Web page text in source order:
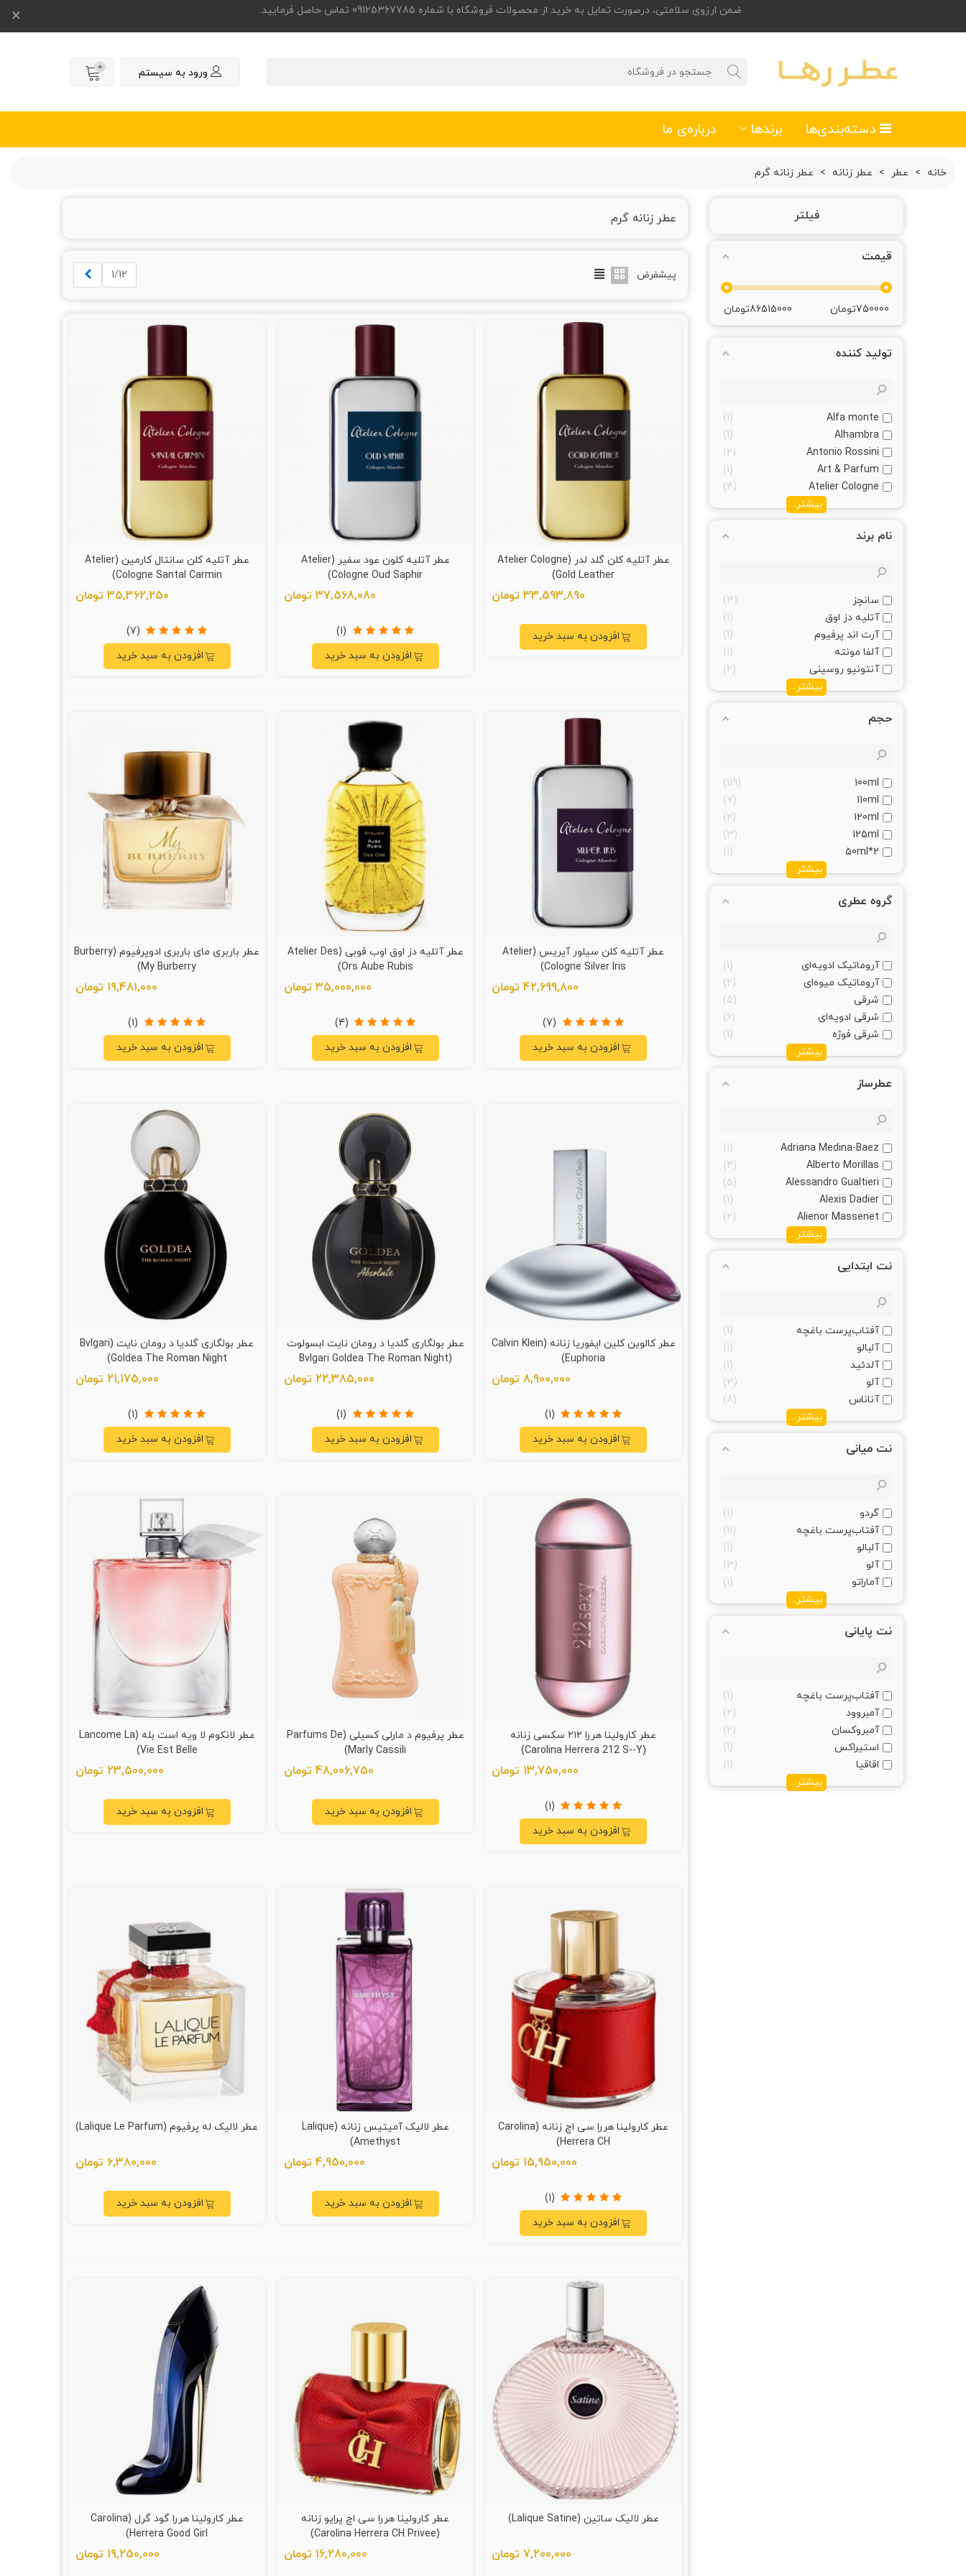
ضمن ارزوی سلامتی، درصورت تمایل به خرید از محصولات فروشگاه با شماره 09125367785 تماس حاصل فرمایید. ×
ورود به سیستم 0
دسته‌بندی‌ها برندها درباره‌ی ما
خانه > عطر > عطر زنانه > عطر زنانه گرم
فیلتر
قیمت
750000تومان 86515000تومان
تولید کننده
Alfa monte
1
Alhambra
1
Antonio Rossini
2
Art & Parfum
1
Atelier Cologne
4
بیشتر...
نام برند
سانچز
3
آتلیه دز اوق
1
آرت اند پرفیوم
1
آلفا مونته
1
آنتونیو روسینی
2
بیشتر...
حجم
100ml
119
110ml
7
120ml
2
125ml
3
2*50ml
1
بیشتر...
گروه عطری
آروماتیک ادویه‌ای
1
آروماتیک میوه‌ای
2
شرقی
5
شرقی ادویه‌ای
6
شرقی فوژه
1
بیشتر...
عطرساز
Adriana Medina-Baez
1
Alberto Morillas
4
Alessandro Gualtieri
5
Alexis Dadier
1
Alienor Massenet
2
بیشتر...
نت ابتدایی
آفتاب‌پرست باغچه
1
آلبالو
1
آلدئید
1
آلو
3
آناناس
8
بیشتر...
نت میانی
گردو
1
آفتاب‌پرست باغچه
11
آلبالو
1
آلو
3
آماراتو
1
بیشتر...
نت پایانی
آفتاب‌پرست باغچه
1
آمبروود
2
آمبروکسان
2
استیراکس
1
اقاقیا
1
بیشتر...
عطر زنانه گرم
پیشفرض 1/12
عطر آتلیه کلن گلد لدر (Atelier Cologne
Gold Leather)
33,593,890 تومان
افزودن به سبد خرید
عطر آتلیه کلون عود سفیر (Atelier
Cologne Oud Saphir)
37,568,080 تومان
(1)
افزودن به سبد خرید
عطر آتلیه کلن سانتال کارمین (Atelier
Cologne Santal Carmin)
35,362,250 تومان
(7)
افزودن به سبد خرید
عطر آتلیه کلن سیلور آیریس (Atelier
Cologne Silver Iris)
42,699,800 تومان
(7)
افزودن به سبد خرید
عطر آتلیه دز اوق اوب قوبی (Atelier Des
Ors Aube Rubis)
35,000,000 تومان
(4)
افزودن به سبد خرید
عطر باربری مای باربری ادوپرفیوم (Burberry
My Burberry)
19,481,000 تومان
(1)
افزودن به سبد خرید
عطر کالوین کلین ایفوریا زنانه (Calvin Klein
Euphoria)
8,900,000 تومان
(1)
افزودن به سبد خرید
عطر بولگاری گلدیا د رومان نایت ابسولوت
(Bvlgari Goldea The Roman Night
Absoloute)22,385,000 تومان
(1)
افزودن به سبد خرید
عطر بولگاری گلدیا د رومان نایت (Bvlgari
Goldea The Roman Night)
21,175,000 تومان
(1)
افزودن به سبد خرید
عطر کارولینا هررا ۲۱۲ سکسی زنانه
(Carolina Herrera 212 S--y)
13,750,000 تومان
(1)
افزودن به سبد خرید
عطر پرفیوم د مارلی کسیلی (Parfums De
Marly Cassili)
48,006,750 تومان
افزودن به سبد خرید
عطر لانکوم لا ویه است بله (Lancome La
Vie Est Belle)
23,500,000 تومان
افزودن به سبد خرید
عطر کارولینا هررا سی اچ زنانه (Carolina
Herrera CH)
15,950,000 تومان
(1)
افزودن به سبد خرید
عطر لالیک آمیتیس زنانه (Lalique
Amethyst)
4,950,000 تومان
افزودن به سبد خرید
عطر لالیک له پرفیوم (Lalique Le Parfum)
6,380,000 تومان
افزودن به سبد خرید
عطر لالیک ساتین (Lalique Satine)
7,200,000 تومان
عطر کارولینا هررا سی اچ پرایو زنانه
(Carolina Herrera CH Privee)
16,280,000 تومان
عطر کارولینا هررا گود گرل (Carolina
Herrera Good Girl)
19,250,000 تومان